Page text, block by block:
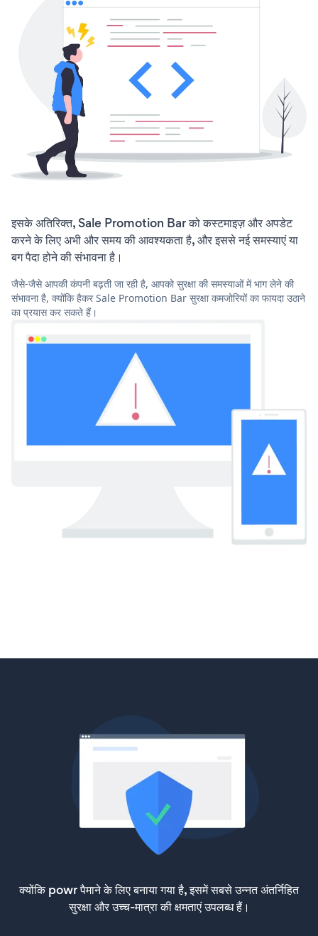
इसके अतिरिक्त, Sale Promotion Bar को कस्टमाइज़ और अपडेट
करने के लिए अभी और समय की आवश्यकता है, और इससे नई समस्याएं या
बग पैदा होने की संभावना है।
जैसे-जैसे आपकी कंपनी बढ़ती जा रही है, आपको सुरक्षा की समस्याओं में भाग लेने की
संभावना है, क्योंकि हैकर Sale Promotion Bar सुरक्षा कमजोरियों का फायदा उठाने
का प्रयास कर सकते हैं।
क्योंकि powr पैमाने के लिए बनाया गया है, इसमें सबसे उन्नत अंतर्निहित
सुरक्षा और उच्च-मात्रा की क्षमताएं उपलब्ध हैं।